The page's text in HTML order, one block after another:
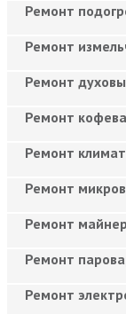
Ремонт
Ремонт
Ремонт
Ремонт
Ремонт
Ремонт
Ремонт
Ремонт
Ремонт